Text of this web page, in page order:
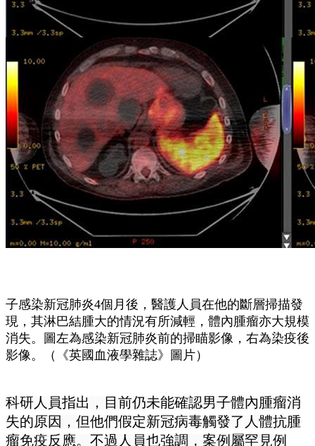
子感染新冠肺炎4個月後，醫護人員在他的斷層掃描發
現，其淋巴結腫大的情況有所減輕，體內腫瘤亦大規模
消失。圖左為感染新冠肺炎前的掃瞄影像，右為染疫後
影像。（《英國血液學雜誌》圖片）
科研人員指出，目前仍未能確認男子體內腫瘤消
失的原因，但他們假定新冠病毒觸發了人體抗腫
瘤免疫反應。不過人員也強調，案例屬罕見例